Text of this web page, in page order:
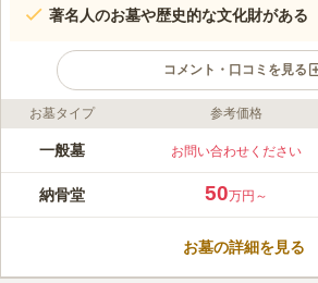
著名人のお墓や歴史的な文化財がある
コメント・口コミを見る
ライフドット編集部のコメント
600年以上の歴史を持ち、浄土宗の七
提寺にも選ばれているなど、徳川家と
す。 浄土宗の七大本山の一つ、増上寺が管理している霊園で
とお参りすることができます。 近くに
この霊園はまだ誰からも評価されていません。
お墓タイプ 参考価格
一般墓 お問い合わせください
納骨堂 50万円～
お墓の詳細を見る